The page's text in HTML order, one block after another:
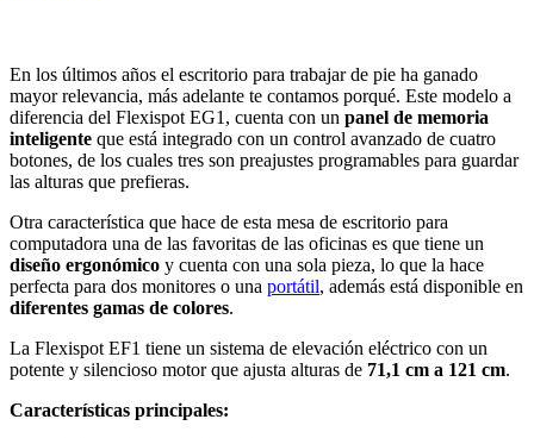
En los últimos años el escritorio para trabajar de pie ha ganado
mayor relevancia, más adelante te contamos porqué. Este modelo a
diferencia del Flexispot EG1, cuenta con un panel de memoria
inteligente que está integrado con un control avanzado de cuatro
botones, de los cuales tres son preajustes programables para guardar
las alturas que prefieras.
Otra característica que hace de esta mesa de escritorio para
computadora una de las favoritas de las oficinas es que tiene un
diseño ergonómico y cuenta con una sola pieza, lo que la hace
perfecta para dos monitores o una portátil, además está disponible en
diferentes gamas de colores.
La Flexispot EF1 tiene un sistema de elevación eléctrico con un
potente y silencioso motor que ajusta alturas de 71,1 cm a 121 cm.
Características principales: